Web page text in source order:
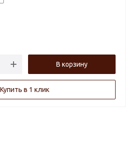
В корзину
Купить в 1 клик